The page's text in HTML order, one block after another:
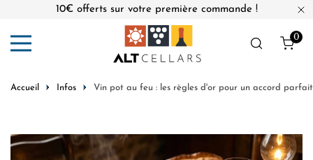
10€ offerts sur votre première commande !
0
Accueil Infos Vin pot au feu : les règles d'or pour un accord parfait